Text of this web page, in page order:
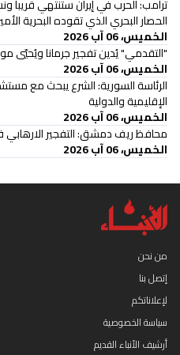
ترامب: الحرب في إيران ستنتهي قريباً
الحصار البحري الذي تقوده البحرية
الخميس، 06 آب 2026
"التقدمي" يُدين تفجير جرمانا ويُحيّي
الخميس، 06 آب 2026
الرئاسة السورية: الشرع يبحث مع
الإقليمية والدولية
الخميس، 06 آب 2026
محافظ ريف دمشق: التفجير
الخميس، 06 آب 2026
من نحن
إتصل بنا
لإعلاناتكم
سياسة الخصوصية
أرشيف الأنباء القديم